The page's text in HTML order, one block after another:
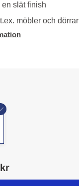
en slät finish
möbler och dörrar